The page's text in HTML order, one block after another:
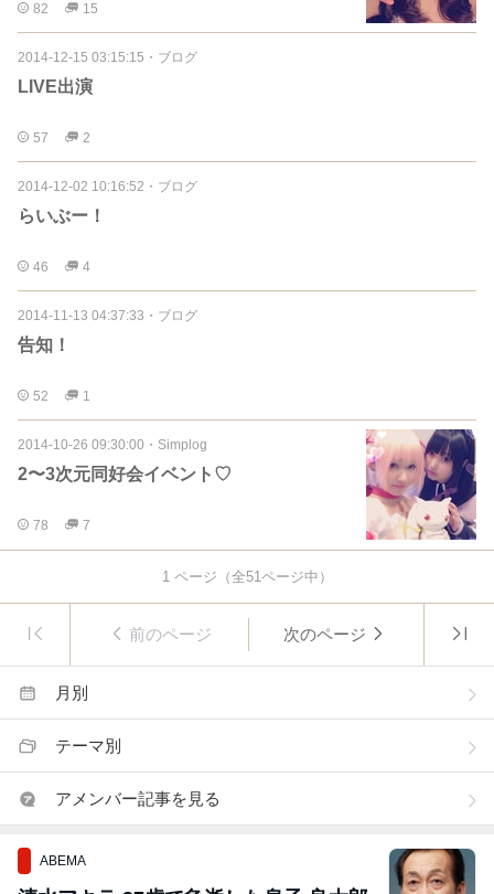
82 15
2014-12-15 03:15:15 ・ ブログ
LIVE出演
57 2
2014-12-02 10:16:52 ・ ブログ
らいぶー！
46 4
2014-11-13 04:37:33 ・ ブログ
告知！
52 1
2014-10-26 09:30:00 ・ Simplog
2〜3次元同好会イベント♡
78 7
1ページ（全51ページ中）
前のページ 次のページ
月別
テーマ別
アメンバー記事を見る
ABEMA